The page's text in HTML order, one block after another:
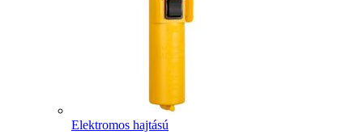
Elektromos hajtású